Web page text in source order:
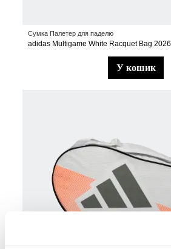
Сумка Палетер для паделю
adidas Multigame White Racquet Bag 2026
у кошик